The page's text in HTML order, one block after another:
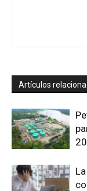
Artículos